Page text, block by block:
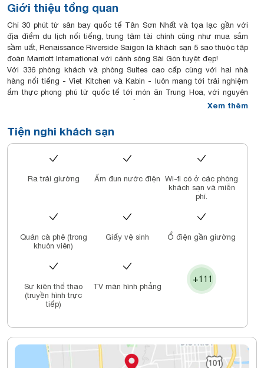
Giới thiệu tổng quan
Chỉ 30 phút từ sân bay quốc tế Tân Sơn Nhất và tọa lạc gần với
địa điểm du lịch nổi tiếng, trung tâm tài chính cũng như mua sắm
sầm uất, Renaissance Riverside Saigon là khách sạn 5 sao thuộc tập
đoàn Marriott International với cảnh sông Sài Gòn tuyệt đẹp!
Với 336 phòng khách và phòng Suites cao cấp cùng với hai nhà
hàng nổi tiếng - Viet Kitchen và Kabin - luôn mang tới trải nghiệm
ẩm thực phong phú từ quốc tế tới món ăn Trung Hoa, với nguyên
liệu tươi ngon địa phương. RBar nằm tại sảnh cùng Atrium Lounge
ngoài trời trên tầng 21 ngắm toàn cảnh Sài Gòn, Spa và phòng Gym
hiện đại luôn đem tới sự hài lòng cho khách hàng. Chúng tôi sẽ biến
mỗi chuyến đi của bạn đều là một câu chuyện đáng nhớ, đáng để
kể lại với những khám phá bất ngờ!
Xem thêm
Tiện nghi khách sạn
Ra trải giường Ấm đun nước điện
Wi-fi có ở các phòng
khách sạn và miễn
phí.
Quán cà phê (trong
khuôn viên)
Giấy vệ sinh Ổ điện gần giường
Sự kiện thể thao
(truyền hình trực
tiếp)
TV màn hình phẳng
+111